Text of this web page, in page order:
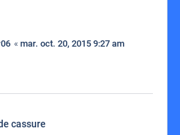
« mar. oct. 20, 2015 9:27 am
cassure